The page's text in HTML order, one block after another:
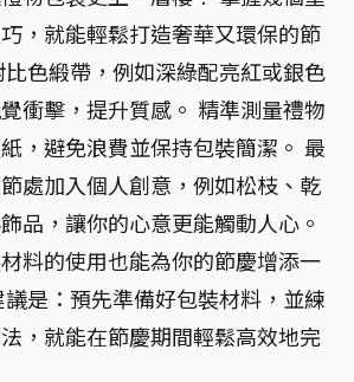
，就能輕鬆打造奢華又環保的節
色緞帶，例如深綠配亮紅或銀色
衝擊，提升質感。 精準測量禮物
，避免浪費並保持包裝簡潔。 最
處加入個人創意，例如松枝、乾
品，讓你的心意更能觸動人心。
料的使用也能為你的節慶增添一
是：預先準備好包裝材料，並練
，就能在節慶期間輕鬆高效地完